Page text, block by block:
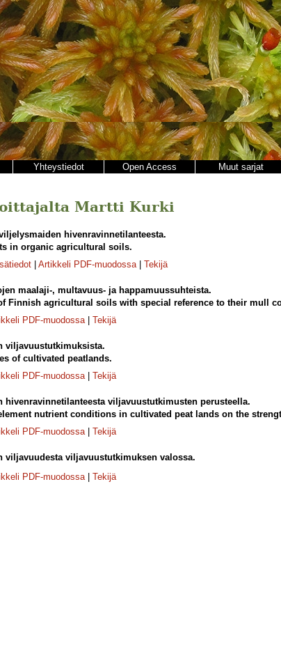
Yhteystiedot Open Access Muut sarjat
Martti Kurki
hivenravinnetilanteesta.
in organic agricultural soils.
Artikkeli PDF-muodossa| Tekijä
maalaji-, multavuus- ja happamuussuhteista.
Finnish agricultural soils with special reference to their mull
PDF-muodossa| Tekijä
viljavuustutkimuksista.
of cultivated peatlands.
PDF-muodossa| Tekijä
hivenravinnetilanteesta viljavuustutkimusten perusteella.
nutrient conditions in cultivated peat lands on the
PDF-muodossa| Tekijä
viljavuudesta viljavuustutkimuksen valossa.
PDF-muodossa| Tekijä